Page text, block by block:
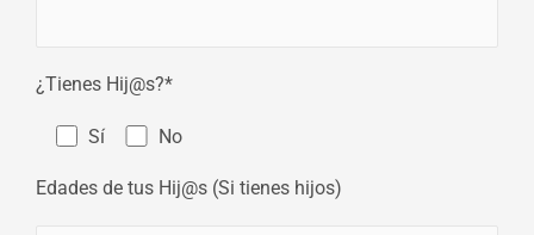
¿Tienes Hij@s?*
Sí No
Edades de tus Hij@s (Si tienes hijos)